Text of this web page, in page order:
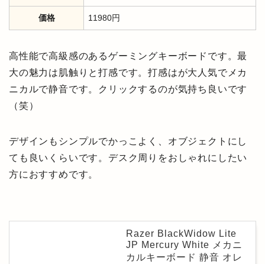
価格 11980円
高性能で高級感のあるゲーミングキーボードです。最
大の魅力は肌触りと打感です。打感はが大人気でメカ
ニカルで静音です。クリックするのが気持ち良いです
（笑）
デザインもシンプルでかっこよく、オブジェクトにし
ても良いくらいです。デスク周りをおしゃれにしたい
方におすすめです。
Razer BlackWidow Lite
JP Mercury White メカニ
カルキーボード 静音 オレ